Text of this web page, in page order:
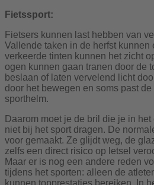
Fietssport:
Fietsers kunnen last hebben van
Vallende taken in de herfst kunnen
verkeerde tinten kunnen het zicht
ogen kunnen gaan tranen door de
beslaan of laten vervelend licht
door het bewegen en soms past
sporthelm.
Daarom moet je de bril die je in
niet bij het sport dragen. De
voor gemaakt. Ze glijdt weg, de
zelfs een direct risico op letsel
Maar er is nog een andere reden
tijdens het sporten: alleen de
kunnen topprestaties bereiken. In